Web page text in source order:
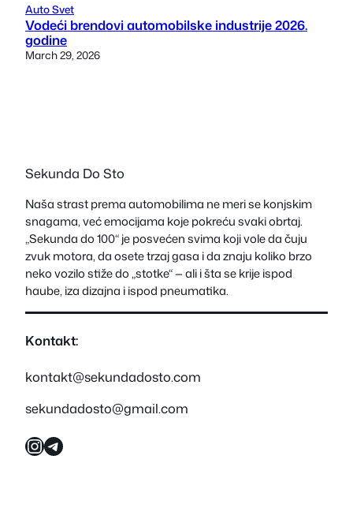
Auto Svet
Vodeći brendovi automobilske industrije 2026.
godine
March 29, 2026
Sekunda Do Sto
Naša strast prema automobilima ne meri se konjskim
snagama, već emocijama koje pokreću svaki obrtaj.
„Sekunda do 100“ je posvećen svima koji vole da čuju
zvuk motora, da osete trzaj gasa i da znaju koliko brzo
neko vozilo stiže do „stotke“ — ali i šta se krije ispod
haube, iza dizajna i ispod pneumatika.
Kontakt:
kontakt@sekundadosto.com
sekundadosto@gmail.com
InstagramTelegram